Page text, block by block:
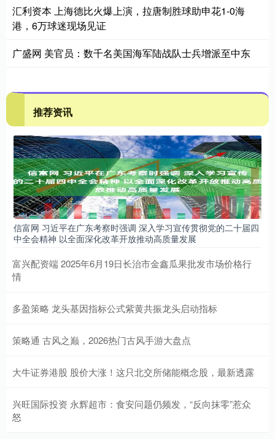
汇利资本 上海德比火爆上演，拉唐制胜球助申花1-0海
港，6万球迷现场见证
广盛网 美官员：数千名美国海军陆战队士兵增派至中东
推荐资讯
信富网 习近平在广东考察时强调 深入学习宣传贯彻党的二十届四
中全会精神 以全面深化改革开放推动高质量发展
富兴配资端 2025年6月19日长治市金鑫瓜果批发市场价格行
情
多盈策略 龙头基因指标公式紫黄共振龙头启动指标
策略通 古风之巅，2026热门古风手游大盘点
大牛证券港股 股价大涨！这只北交所储能概念股，最新透露
兴旺国际投资 永辉超市：食安问题仍频发，“反向抹零”惹众
怒